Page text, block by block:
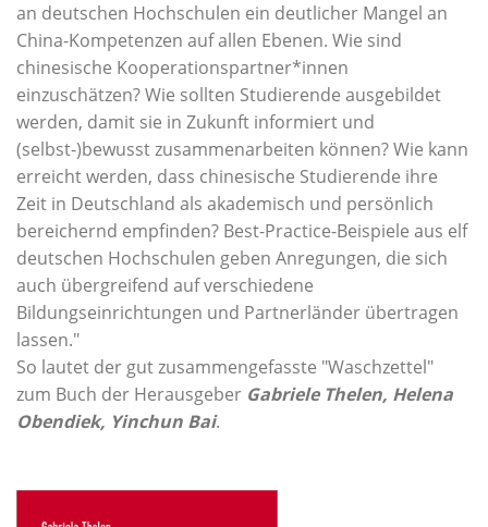
an deutschen Hochschulen ein deutlicher Mangel an
China-Kompetenzen auf allen Ebenen. Wie sind
chinesische Kooperationspartner*innen
einzuschätzen? Wie sollten Studierende ausgebildet
werden, damit sie in Zukunft informiert und
(selbst-)bewusst zusammenarbeiten können? Wie kann
erreicht werden, dass chinesische Studierende ihre
Zeit in Deutschland als akademisch und persönlich
bereichernd empfinden? Best-Practice-Beispiele aus elf
deutschen Hochschulen geben Anregungen, die sich
auch übergreifend auf verschiedene
Bildungseinrichtungen und Partnerländer übertragen
lassen."
So lautet der gut zusammengefasste "Waschzettel"
zum Buch der Herausgeber Gabriele Thelen, Helena
Obendiek, Yinchun Bai.